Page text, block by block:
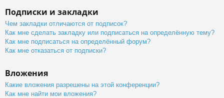
Подписки и закладки
Чем закладки отличаются от подписок?
Как мне сделать закладку или подписаться на определённую тему?
Как мне подписаться на определённый форум?
Как мне отказаться от подписки?
Вложения
Какие вложения разрешены на этой конференции?
Как мне найти мои вложения?